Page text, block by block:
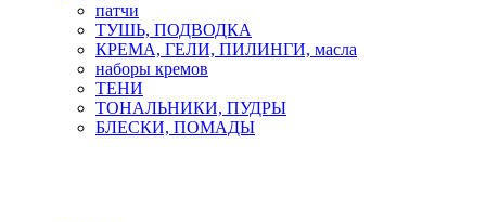
патчи
ТУШЬ, ПОДВОДКА
КРЕМА, ГЕЛИ, ПИЛИНГИ, масла
наборы кремов
ТЕНИ
ТОНАЛЬНИКИ, ПУДРЫ
БЛЕСКИ, ПОМАДЫ